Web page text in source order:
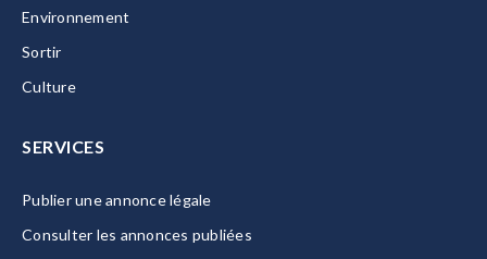
Environnement
Sortir
Culture
SERVICES
Publier une annonce légale
Consulter les annonces publiées